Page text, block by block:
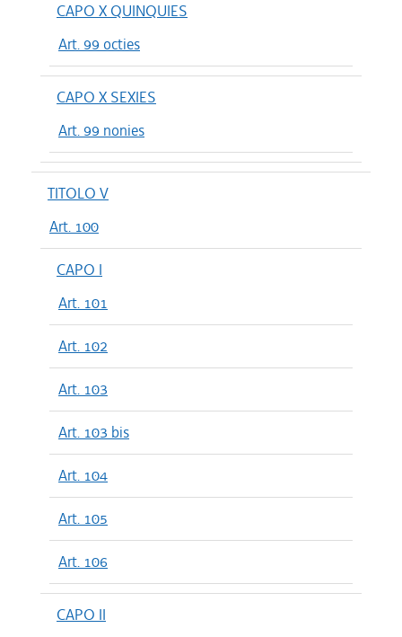
CAPO X QUINQUIES
Art. 99 octies
CAPO X SEXIES
Art. 99 nonies
TITOLO V
Art. 100
CAPO I
Art. 101
Art. 102
Art. 103
Art. 103 bis
Art. 104
Art. 105
Art. 106
CAPO II